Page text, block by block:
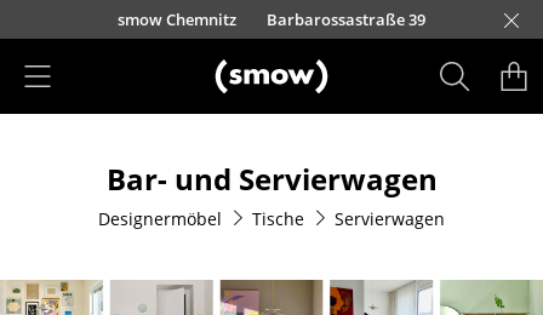
Direkt zum Inhalt
Kurfürstendamm 100smow Düsseldorf Lorettostraße 28
smow Essen
smow Frankfurt
smow Freiburg
smow Hamburg
smow Hannover
smow Kempten
smow Köln
smow Konstanz
smow Leipzig
smow Solothurn
smow Mainz
smow München
smow Nürnberg
smow Schwarzwald
smow Stuttgart
Sitzmöbel
Esszimmerstühle
Sofas
Bar- und Servierwagen
Designermöbel Tische Servierwagen